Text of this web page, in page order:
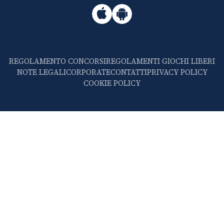
REGOLAMENTO CONCORSIREGOLAMENTI GIOCHI LIBERI
NOTE LEGALICORPORATECONTATTIPRIVACY POLICY
COOKIE POLICY